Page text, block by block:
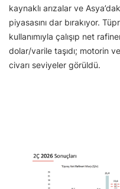
kaynaklı arızalar ve
piyasasını dar bırakıyor.
kullanımıyla çalışıp net
dolar/varile taşıdı; motorin
civarı seviyeler görüldü.